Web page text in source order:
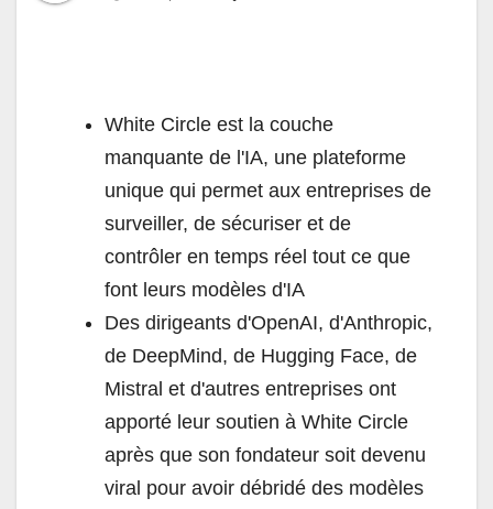
White Circle est la couche
manquante de l'IA, une plateforme
unique qui permet aux entreprises de
surveiller, de sécuriser et de
contrôler en temps réel tout ce que
font leurs modèles d'IA
Des dirigeants d'OpenAI, d'Anthropic,
de DeepMind, de Hugging Face, de
Mistral et d'autres entreprises ont
apporté leur soutien à White Circle
après que son fondateur soit devenu
viral pour avoir débridé des modèles